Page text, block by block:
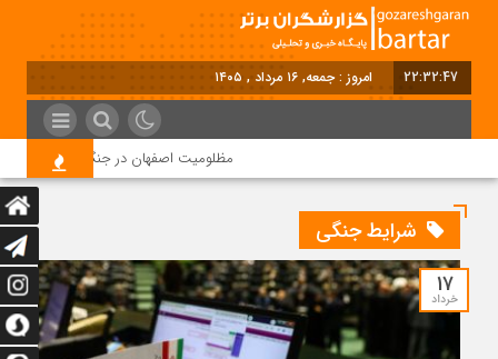
22:32:48 امروز : جمعه, ۱۶ مرداد , ۱۴۰۵
مظلومیت اصفهان در جنگ رمضان
شرایط جنگی
17
خرداد